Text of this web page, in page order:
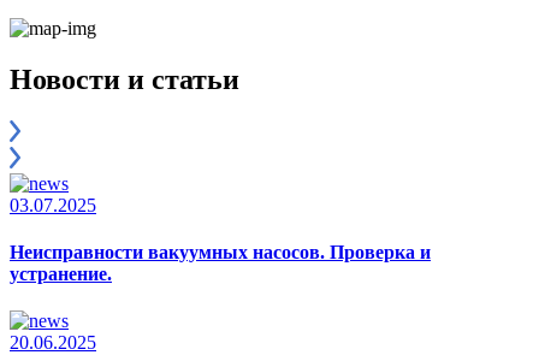
Новости и статьи
03.07.2025
Неисправности вакуумных насосов. Проверка и
устранение.
20.06.2025